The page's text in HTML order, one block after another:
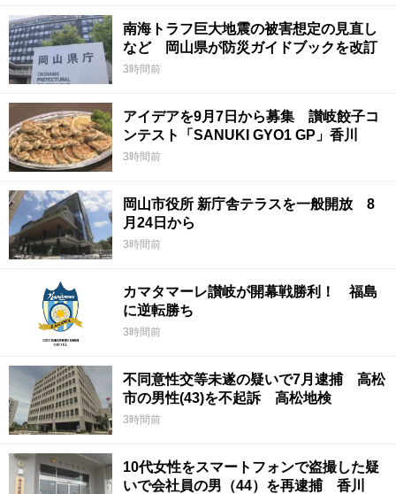
南海トラフ巨大地震の被害想定の見直し
など 岡山県が防災ガイドブックを改訂
3時間前
アイデアを9月7日から募集 讃岐餃子コ
ンテスト「SANUKI GYO1 GP」香川
3時間前
岡山市役所 新庁舎テラスを一般開放 8
月24日から
3時間前
カマタマーレ讃岐が開幕戦勝利！ 福島
に逆転勝ち
3時間前
不同意性交等未遂の疑いで7月逮捕 高松
市の男性(43)を不起訴 高松地検
3時間前
10代女性をスマートフォンで盗撮した疑
いで会社員の男（44）を再逮捕 香川